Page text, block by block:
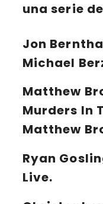
una serie
Jon
Michael
Matthew
Murders In
Matthew
Ryan
Live.